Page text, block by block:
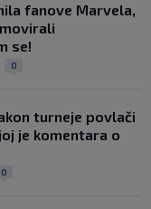
fanove Marvela,
se!
0
turneje povlači
je komentara o
0